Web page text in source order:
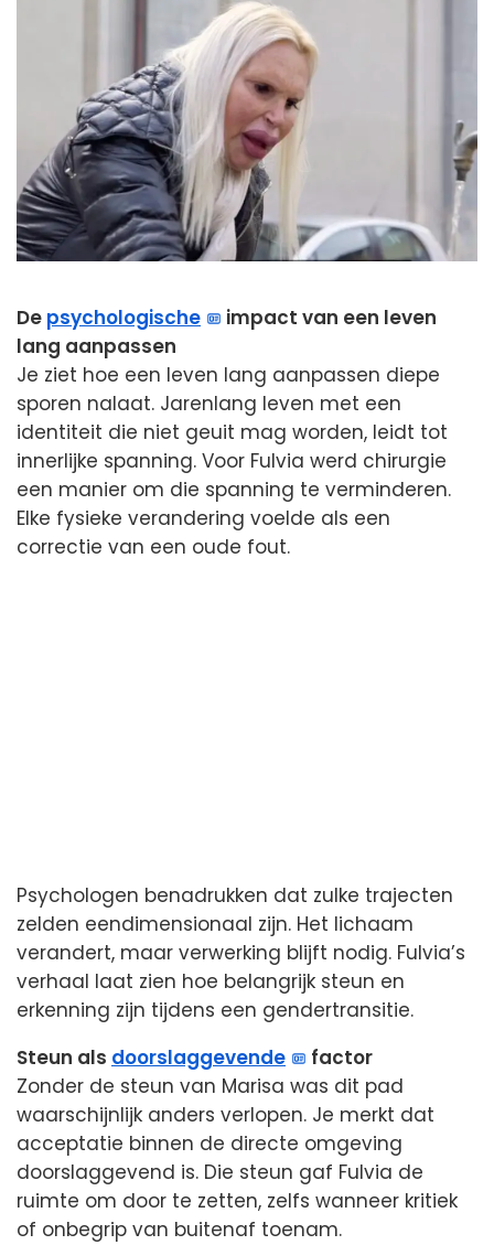
De psychologische
impact van een leven
lang aanpassen
Je ziet hoe een leven lang aanpassen diepe
sporen nalaat. Jarenlang leven met een
identiteit die niet geuit mag worden, leidt tot
innerlijke spanning. Voor Fulvia werd chirurgie
een manier om die spanning te verminderen.
Elke fysieke verandering voelde als een
correctie van een oude fout.
Psychologen benadrukken dat zulke trajecten
zelden eendimensionaal zijn. Het lichaam
verandert, maar verwerking blijft nodig. Fulvia’s
verhaal laat zien hoe belangrijk steun en
erkenning zijn tijdens een gendertransitie.
Steun als doorslaggevende
factor
Zonder de steun van Marisa was dit pad
waarschijnlijk anders verlopen. Je merkt dat
acceptatie binnen de directe omgeving
doorslaggevend is. Die steun gaf Fulvia de
ruimte om door te zetten, zelfs wanneer kritiek
of onbegrip van buitenaf toenam.